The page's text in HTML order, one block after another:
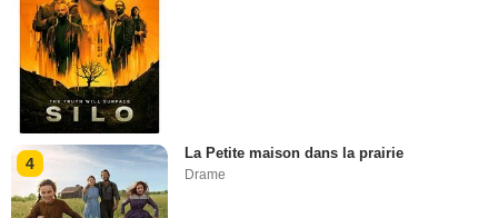
4
La Petite maison dans la prairie
Drame